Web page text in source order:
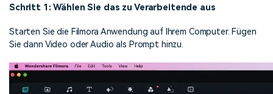
Schritt 1: Wählen Sie das zu Verarbeitende aus
Starten Sie die Filmora Anwendung auf Ihrem Computer. Fügen
Sie dann Video oder Audio als Prompt hinzu.